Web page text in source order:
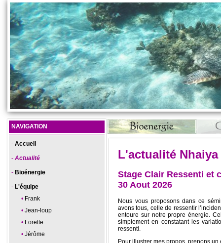
NAVIGATION
Accueil
Actualité
Bioénergie
L'équipe
Frank
Jean-loup
Lorette
Jérôme
L'actualité Nhaiya
Stage Clair Ressenti et
30 Aout 2026
Nous vous proposons dans ce
avons tous, celle de ressentir
entoure sur notre propre énergie.
simplement en constatant les
ressenti.
Pour illustrer mes propos, prenons un